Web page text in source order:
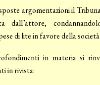
argomentazioni il
dall’attore,
di lite in favore della
in materia si
in rivista: